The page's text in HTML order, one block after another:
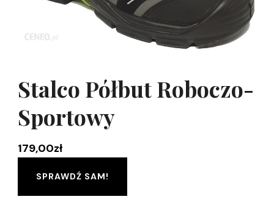
Stalco Półbut Roboczo-
Sportowy
179,00zł
SPRAWDŹ SAM!